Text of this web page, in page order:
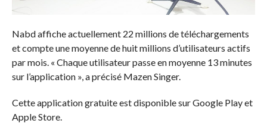
Nabd affiche actuellement 22 millions de téléchargements
et compte une moyenne de huit millions d’utilisateurs actifs
par mois. « Chaque utilisateur passe en moyenne 13 minutes
sur l’application », a précisé Mazen Singer.
Cette application gratuite est disponible sur Google Play et
Apple Store.